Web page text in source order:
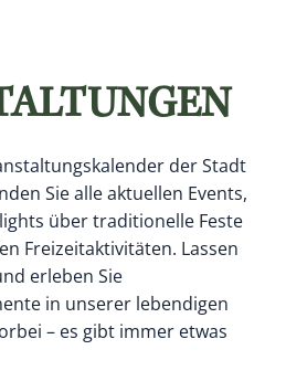
der Stadt
Sie alle aktuellen Events,
über traditionelle Feste
Freizeitaktivitäten. Lassen
erleben Sie
in unserer lebendigen
– es gibt immer etwas